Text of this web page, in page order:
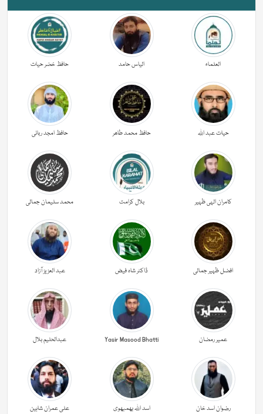
العلماء الیاس حامد حافظ خضر حیات
حیات عبد اللہ حافظ محمد طاھر حافظ امجد ربانی
کامران الہی ظہیر بلال کرامت محمد سلیمان جمالی
افضل ظہیر جمالی ڈاکٹر شاہ فیض عبد العزیز آزاد
عمیر رمضان Yasir Masood Bhatti عبدالحليم بلال
رضوان اسد خان اسد اللہ بھمبھوی علی عمران شاہین